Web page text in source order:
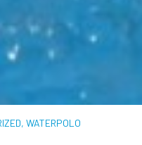
, WATERPOLO